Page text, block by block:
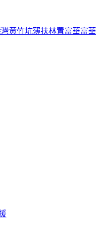
黃竹坑薄扶林置富華富華